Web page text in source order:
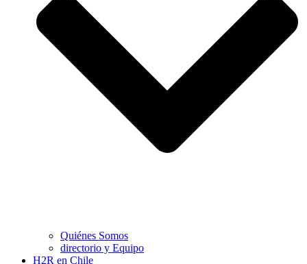
Quiénes Somos
directorio y Equipo
H2R en Chile